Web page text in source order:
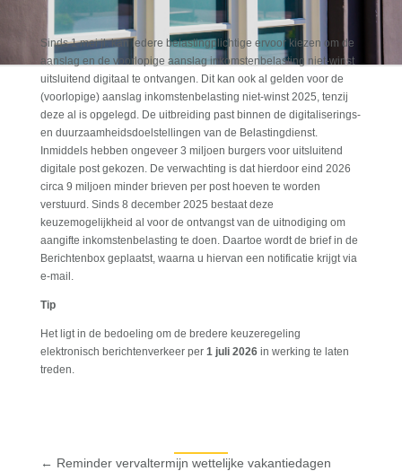
Sinds 1 mei jl. kan iedere belastingplichtige ervoor kiezen om de
aanslag en de voorlopige aanslag inkomstenbelasting niet-winst
uitsluitend digitaal te ontvangen. Dit kan ook al gelden voor de
(voorlopige) aanslag inkomstenbelasting niet-winst 2025, tenzij
deze al is opgelegd. De uitbreiding past binnen de digitaliserings-
en duurzaamheidsdoelstellingen van de Belastingdienst.
Inmiddels hebben ongeveer 3 miljoen burgers voor uitsluitend
digitale post gekozen. De verwachting is dat hierdoor eind 2026
circa 9 miljoen minder brieven per post hoeven te worden
verstuurd. Sinds 8 december 2025 bestaat deze
keuzemogelijkheid al voor de ontvangst van de uitnodiging om
aangifte inkomstenbelasting te doen. Daartoe wordt de brief in de
Berichtenbox geplaatst, waarna u hiervan een notificatie krijgt via
e-mail.
Tip
Het ligt in de bedoeling om de bredere keuzeregeling
elektronisch berichtenverkeer per 1 juli 2026in werking te laten
treden.
← Reminder vervaltermijn wettelijke vakantiedagen